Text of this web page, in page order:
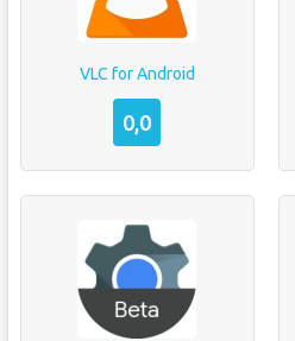
VLC for Android
0,0